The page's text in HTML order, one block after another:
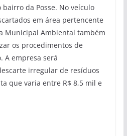
da Posse. No veículo
em área pertencente
Municipal Ambiental também
os procedimentos de
A empresa será
irregular de resíduos
que varia entre R$ 8,5 mil e